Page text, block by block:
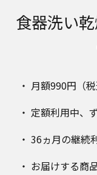
食器洗い
月額990円（
定額利用中、
36ヵ月の継続
お届けする商